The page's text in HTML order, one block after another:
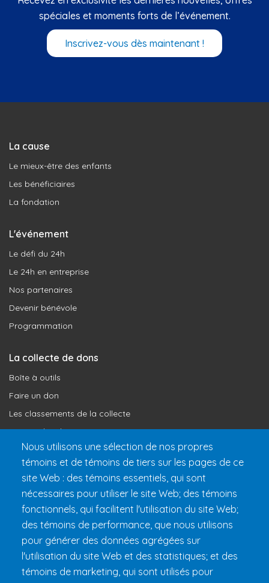
spéciales et moments forts de l’événement.
Inscrivez-vous dès maintenant !
La cause
Le mieux-être des enfants
Les bénéficiaires
La fondation
L'événement
Le défi du 24h
Le 24h en entreprise
Nos partenaires
Devenir bénévole
Programmation
La collecte de dons
Boîte à outils
Faire un don
Les classements de la collecte
Où vont les dons
Le programme de reconnaissance
Préparer son 24h
Informations pratiques
FAQ et règlements
Nous utilisons une sélection de nos propres
témoins et de témoins de tiers sur les pages de ce
site Web : des témoins essentiels, qui sont
nécessaires pour utiliser le site Web; des témoins
fonctionnels, qui facilitent l'utilisation du site Web;
des témoins de performance, que nous utilisons
pour générer des données agrégées sur
l'utilisation du site Web et des statistiques; et des
témoins de marketing, qui sont utilisés pour